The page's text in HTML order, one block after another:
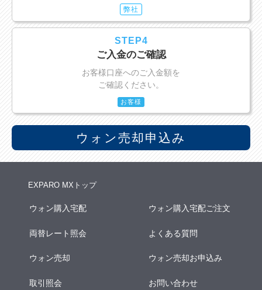
弊社
STEP4
ご入金のご確認
お客様口座へのご入金額を
ご確認ください。
お客様
ウォン売却申込み
EXPARO MXトップ
ウォン購入宅配 ウォン購入宅配ご注文
両替レート照会 よくある質問
ウォン売却 ウォン売却お申込み
取引照会 お問い合わせ